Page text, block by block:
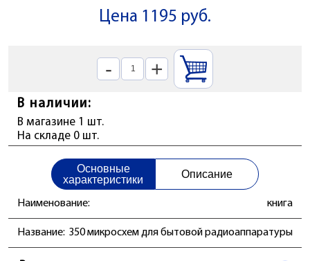
Цена 1195 руб.
- +
В наличии:
В магазине 1 шт.
На складе 0 шт.
Основные
характеристики
Описание
Наименование: книга
Название: 350 микросхем для бытовой радиоаппаратуры